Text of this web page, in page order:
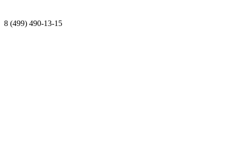
8 (499) 490-13-15